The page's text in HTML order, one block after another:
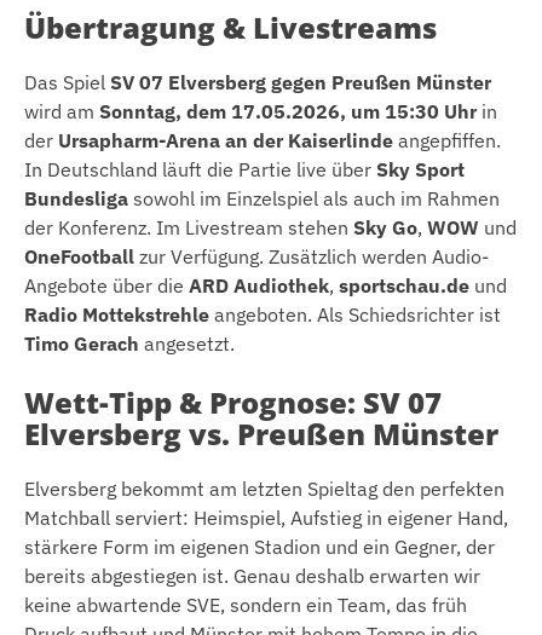
Übertragung & Livestreams
Das Spiel SV 07 Elversberg gegen Preußen Münster
wird am Sonntag, dem 17.05.2026, um 15:30 Uhr in
der Ursapharm-Arena an der Kaiserlinde angepfiffen.
In Deutschland läuft die Partie live über Sky Sport
Bundesliga sowohl im Einzelspiel als auch im Rahmen
der Konferenz. Im Livestream stehen Sky Go, WOW und
OneFootball zur Verfügung. Zusätzlich werden Audio-
Angebote über die ARD Audiothek, sportschau.de und
Radio Mottekstrehle angeboten. Als Schiedsrichter ist
Timo Gerach angesetzt.
Wett-Tipp & Prognose: SV 07
Elversberg vs. Preußen Münster
Elversberg bekommt am letzten Spieltag den perfekten
Matchball serviert: Heimspiel, Aufstieg in eigener Hand,
stärkere Form im eigenen Stadion und ein Gegner, der
bereits abgestiegen ist. Genau deshalb erwarten wir
keine abwartende SVE, sondern ein Team, das früh